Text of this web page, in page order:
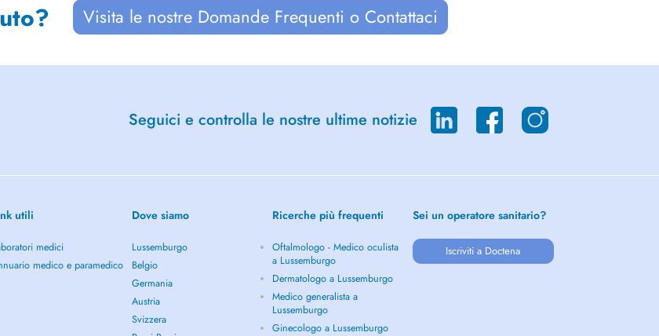
Visita le nostre Domande Frequenti o Contattaci
Seguici e controlla le nostre ultime notizie
utili
medici
medico e paramedico
Dove siamo
Lussemburgo
Belgio
Germania
Austria
Svizzera
Ricerche più frequenti
Oftalmologo - Medico oculista
a Lussemburgo
Dermatologo a Lussemburgo
Medico generalista a
Lussemburgo
Ginecologo a Lussemburgo
Sei un operatore sanitario?
Iscriviti a Doctena